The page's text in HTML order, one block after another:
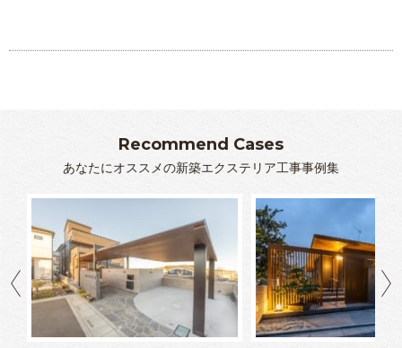
Recommend Cases
あなたにオススメの新築エクステリア工事事例集